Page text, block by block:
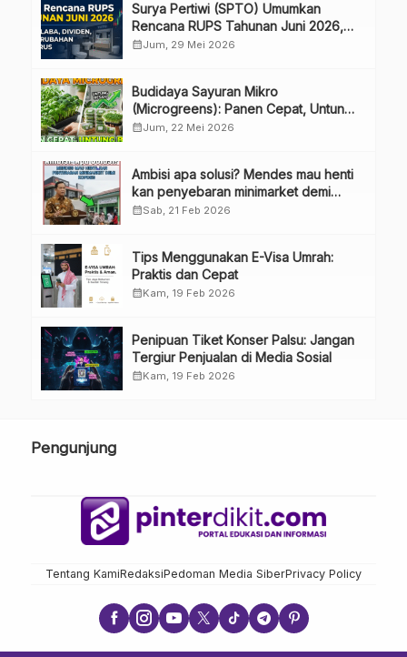
Surya Pertiwi (SPTO) Umumkan
Rencana RUPS Tahunan Juni 2026,
Bahas Penggunaan Laba Hingga
calendar_monthJum, 29 Mei 2026
Budidaya Sayuran Mikro
(Microgreens): Panen Cepat, Untung
Besar
calendar_monthJum, 22 Mei 2026
Ambisi apa solusi? Mendes mau henti
kan penyebaran minimarket demi
kopdes.
calendar_monthSab, 21 Feb 2026
Tips Menggunakan E-Visa Umrah:
Praktis dan Cepat
calendar_monthKam, 19 Feb 2026
Penipuan Tiket Konser Palsu: Jangan
Tergiur Penjualan di Media Sosial
calendar_monthKam, 19 Feb 2026
Pengunjung
Tentang KamiRedaksiPedoman Media SiberPrivacy Policy